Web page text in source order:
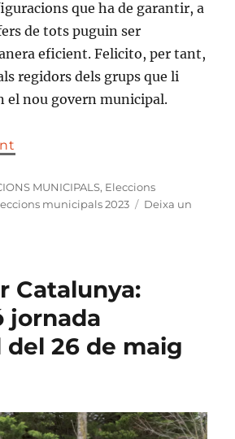
que ha de garantir, a
de tots puguin ser
eficient. Felicito, per tant,
regidors dels grups que li
el nou govern municipal.
MUNICIPALS, Eleccions
municipals 2023
Deixa un
Catalunya:
jornada
26 de maig